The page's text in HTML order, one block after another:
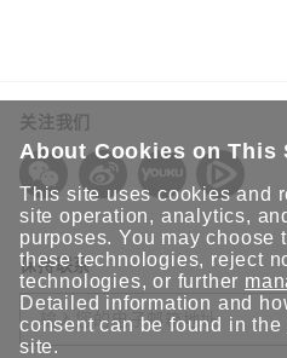
关注我们
保持联系
About Cookies on This
This site uses cookies and
site operation, analytics,
purposes. You may choose
these technologies, reject
technologies, or further
Detailed information and
consent can be found in the
site.